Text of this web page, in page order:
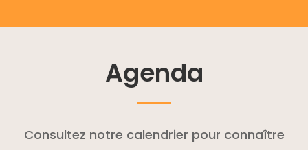
Agenda
Consultez notre calendrier pour connaître